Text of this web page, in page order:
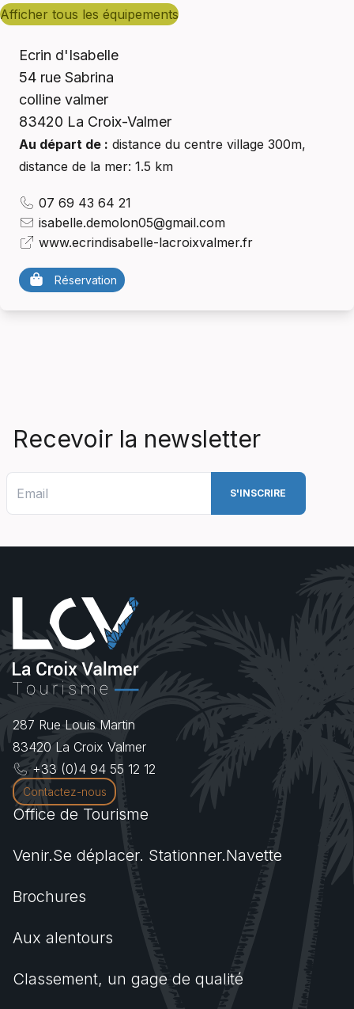
afficher tous les équipements
Ecrin d'Isabelle
54 rue Sabrina
colline valmer
83420 La Croix-Valmer
Au départ de : distance du centre village 300m,
distance de la mer: 1.5 km
07 69 43 64 21
isabelle.demolon05@gmail.com
www.ecrindisabelle-lacroixvalmer.fr
Réservation
Recevoir la newsletter
287 Rue Louis Martin
83420 La Croix Valmer
+33 (0)4 94 55 12 12
Contactez-nous
Office de Tourisme
Venir.Se déplacer. Stationner.Navette
Brochures
Aux alentours
Classement, un gage de qualité